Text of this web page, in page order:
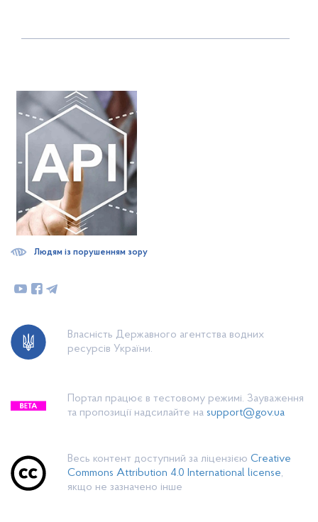
Власність Державного агентства водних
ресурсів України.
Портал працює в тестовому режимі. Зауваження
та пропозиції надсилайте на support@gov.ua
Весь контент доступний за ліцензією Creative
Commons Attribution 4.0 International license,
якщо не зазначено інше
Людям із порушенням зору